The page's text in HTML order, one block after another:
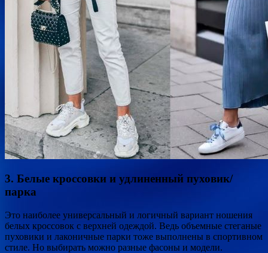
3. Белые кроссовки и удлиненный пуховик/
парка
Это наиболее универсальный и логичный вариант ношения
белых кроссовок с верхней одеждой. Ведь объемные стеганые
пуховики и лаконичные парки тоже выполнены в спортивном
стиле. Но выбирать можно разные фасоны и модели.